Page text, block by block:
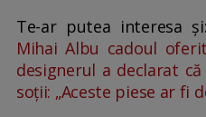
Te-ar putea interesa și:
Mihai Albu cadoul
designerul a declarat
soții: „Aceste piese ar fi